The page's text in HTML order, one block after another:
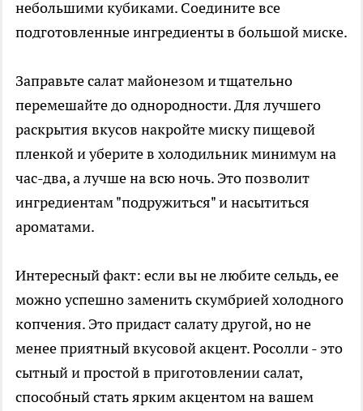
небольшими кубиками. Соедините все
подготовленные ингредиенты в большой миске.
Заправьте салат майонезом и тщательно
перемешайте до однородности. Для лучшего
раскрытия вкусов накройте миску пищевой
пленкой и уберите в холодильник минимум на
час-два, а лучше на всю ночь. Это позволит
ингредиентам "подружиться" и насытиться
ароматами.
Интересный факт: если вы не любите сельдь, ее
можно успешно заменить скумбрией холодного
копчения. Это придаст салату другой, но не
менее приятный вкусовой акцент. Росолли - это
сытный и простой в приготовлении салат,
способный стать ярким акцентом на вашем